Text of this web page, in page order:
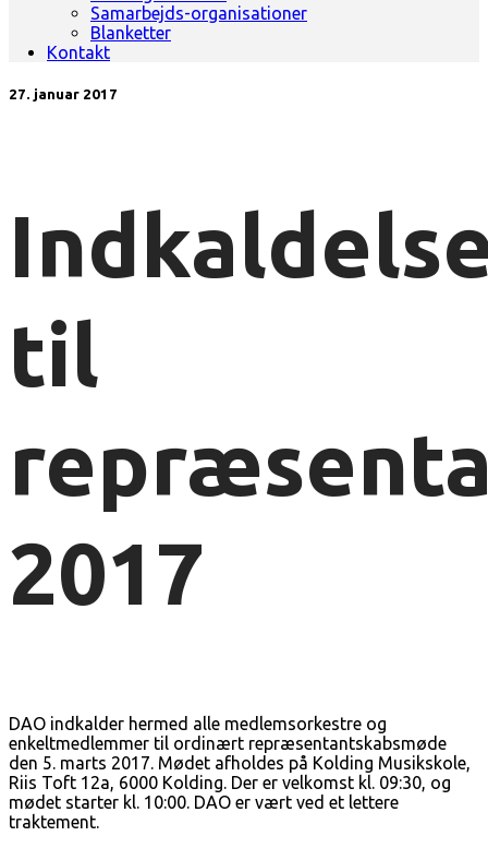
Samarbejds-organisationer
Blanketter
Kontakt
27. januar 2017
til
2017
DAO indkalder hermed alle medlemsorkestre og
enkeltmedlemmer til ordinært repræsentantskabsmøde
den 5. marts 2017. Mødet afholdes på Kolding Musikskole,
Riis Toft 12a, 6000 Kolding. Der er velkomst kl. 09:30, og
mødet starter kl. 10:00. DAO er vært ved et lettere
traktement.